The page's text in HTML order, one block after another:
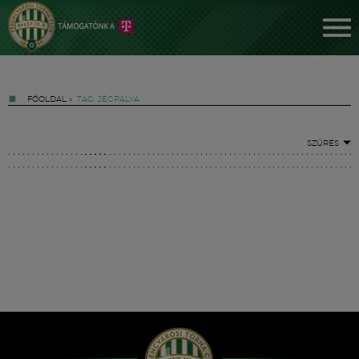
FŐOLDAL » TAG: JÉGPÁLYA
SZŰRÉS
Hírek